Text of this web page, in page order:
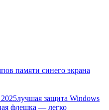
памяти синего экрана
лучшая защита Windows
флешка — легко